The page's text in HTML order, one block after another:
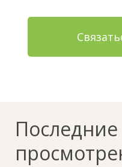
Последние